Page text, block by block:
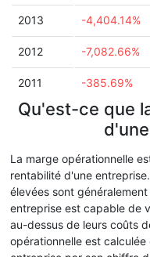
2013 -4,404.14%
2012 -7,082.66%
2011 -385.69%
Qu'est-ce que
La marge opérationnelle
rentabilité d'une
élevées sont
entreprise est capable de
au-dessus de leurs coûts
opérationnelle est